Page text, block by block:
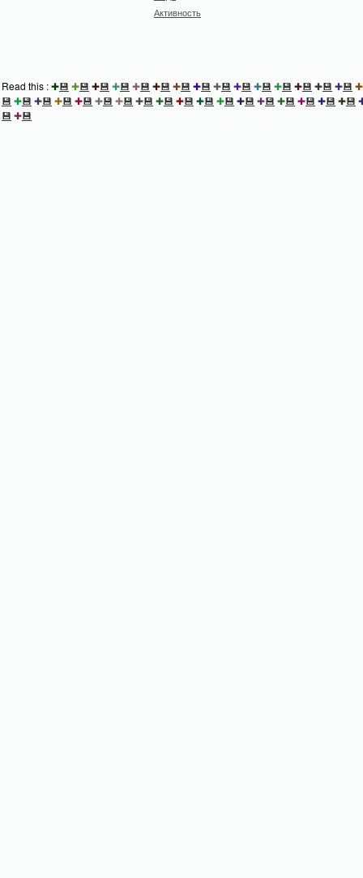
Активность
Read this :✚💾 ✚💾 ✚💾 ✚💾 ✚💾 ✚💾 ✚💾 ✚💾 ✚💾 ✚💾 ✚💾 ✚💾 ✚💾 ✚💾 ✚💾 ✚
💾 ✚💾 ✚💾 ✚💾 ✚💾 ✚💾 ✚💾 ✚💾 ✚💾 ✚💾 ✚💾 ✚💾 ✚💾 ✚💾 ✚💾 ✚💾 ✚💾 ✚💾
💾 ✚💾